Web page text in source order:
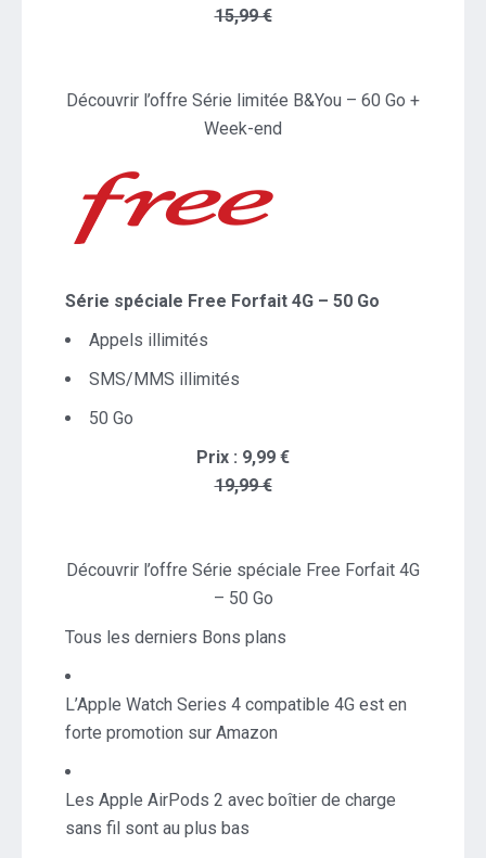
15,99 €
Découvrir l’offre Série limitée B&You – 60 Go +
Week-end
Série spéciale Free Forfait 4G – 50 Go
Appels illimités
SMS/MMS illimités
50 Go
Prix : 9,99 €
19,99 €
Découvrir l’offre Série spéciale Free Forfait 4G
– 50 Go
Tous les derniers Bons plans
L’Apple Watch Series 4 compatible 4G est en
forte promotion sur Amazon
Les Apple AirPods 2 avec boîtier de charge
sans fil sont au plus bas